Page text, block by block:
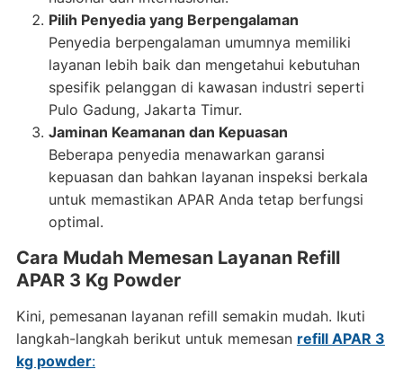
Pilih Penyedia yang Berpengalaman
Penyedia berpengalaman umumnya memiliki
layanan lebih baik dan mengetahui kebutuhan
spesifik pelanggan di kawasan industri seperti
Pulo Gadung, Jakarta Timur.
Jaminan Keamanan dan Kepuasan
Beberapa penyedia menawarkan garansi
kepuasan dan bahkan layanan inspeksi berkala
untuk memastikan APAR Anda tetap berfungsi
optimal.
Cara Mudah Memesan Layanan Refill
APAR 3 Kg Powder
Kini, pemesanan layanan refill semakin mudah. Ikuti
langkah-langkah berikut untuk memesan refill APAR 3
kg powder: